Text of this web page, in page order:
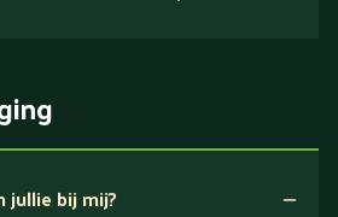
jullie bij mij?